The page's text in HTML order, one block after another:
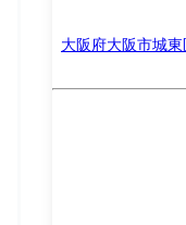
大阪府大阪市城